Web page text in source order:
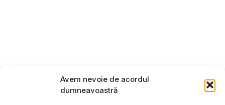
Avem nevoie de acordul
dumneavoastră